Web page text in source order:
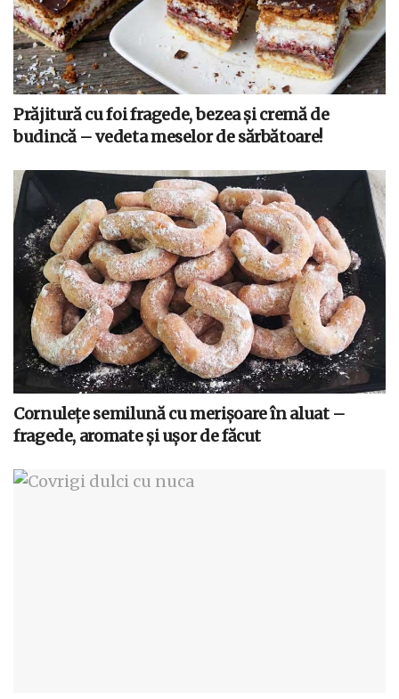
Prăjitură cu foi fragede, bezea și cremă de
budincă – vedeta meselor de sărbătoare!
Cornulețe semilună cu merișoare în aluat –
fragede, aromate și ușor de făcut